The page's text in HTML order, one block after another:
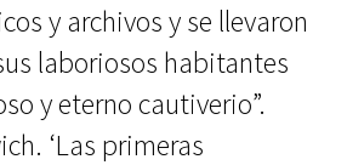
y archivos y se llevaron
laboriosos habitan­tes
y eterno cautive­rio”.
‘Las prime­ras